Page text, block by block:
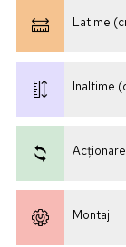
Latime
Inaltime
Montaj